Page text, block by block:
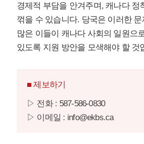
경제적 부담을 안겨주며, 캐나다 정
꺾을 수 있습니다. 당국은 이러한
많은 이들이 캐나다 사회의 일원으
있도록 지원 방안을 모색해야 할 것
■ 제보하기
▷ 전화 : 587-586-0830
▷ 이메일 : info@ekbs.ca